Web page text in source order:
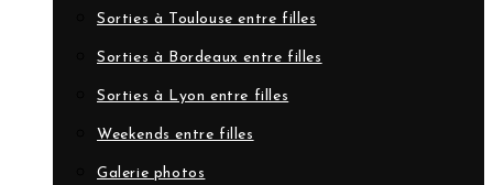
Sorties à Toulouse entre filles
Sorties à Bordeaux entre filles
Sorties à Lyon entre filles
Weekends entre filles
Galerie photos